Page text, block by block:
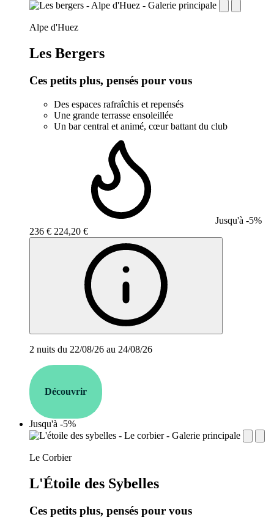
establishment.station_label:
Alpe d'Huez
Les Bergers
Ces petits plus, pensés pour vous
Des espaces rafraîchis et repensés
Une grande terrasse ensoleillée
Un bar central et animé, cœur battant du club
Jusqu'à -5%
236 € 224,20 €
2 nuits du 22/08/26 au 24/08/26
Découvrir
Jusqu'à -5%
establishment.station_label:
Le Corbier
L'Étoile des Sybelles
Ces petits plus, pensés pour vous